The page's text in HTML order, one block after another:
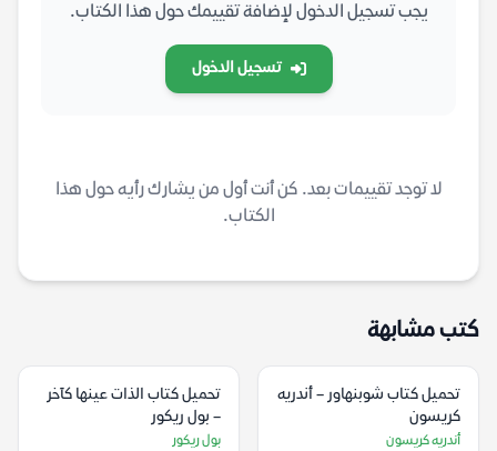
يجب تسجيل الدخول لإضافة تقييمك حول هذا الكتاب.
تسجيل الدخول
لا توجد تقييمات بعد. كن أنت أول من يشارك رأيه حول هذا
الكتاب.
كتب مشابهة
تحميل كتاب شوبنهاور – أندريه
كريسون
أندريه كريسون
تحميل كتاب الذات عينها كآخر
– بول ريكور
بول ريكور